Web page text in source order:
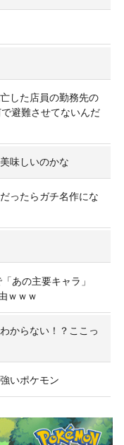
した店員の勤務先の
避難させてないんだ
味しいのかな
ったらガチ名作にな
あの主要キャラ」
ｗｗｗ
からない！？ここっ
いポケモン